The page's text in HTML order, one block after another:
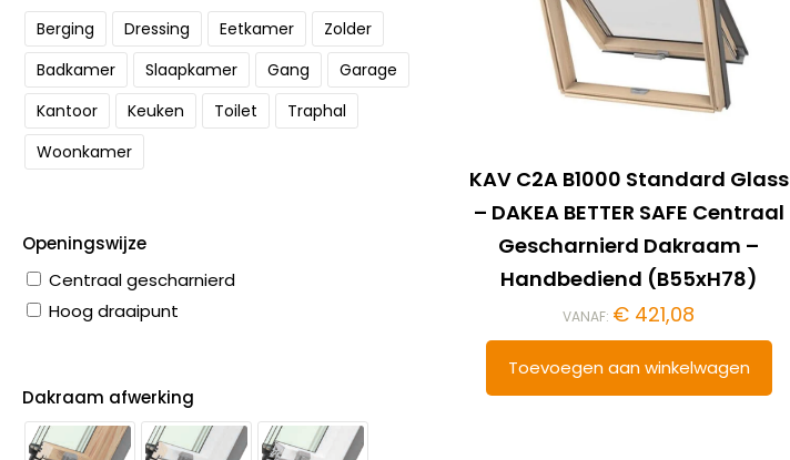
KAV C2A B1000 Standard Glass
– DAKEA BETTER SAFE Centraal
Gescharnierd Dakraam –
Handbediend (B55xH78)
VANAF: € 421,08
Toevoegen aan winkelwagen
Berging Dressing Eetkamer
Zolder
Badkamer
Slaapkamer Gang
Garage
Kantoor
Keuken Toilet
Traphal
Woonkamer
Openingswijze
Centraal gescharnierd
Hoog draaipunt
Dakraam afwerking